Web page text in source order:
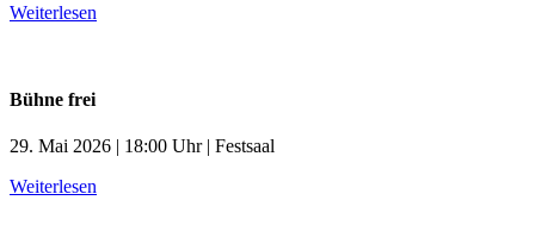
Weiterlesen
Bühne frei
29. Mai 2026 | 18:00 Uhr | Festsaal
Weiterlesen